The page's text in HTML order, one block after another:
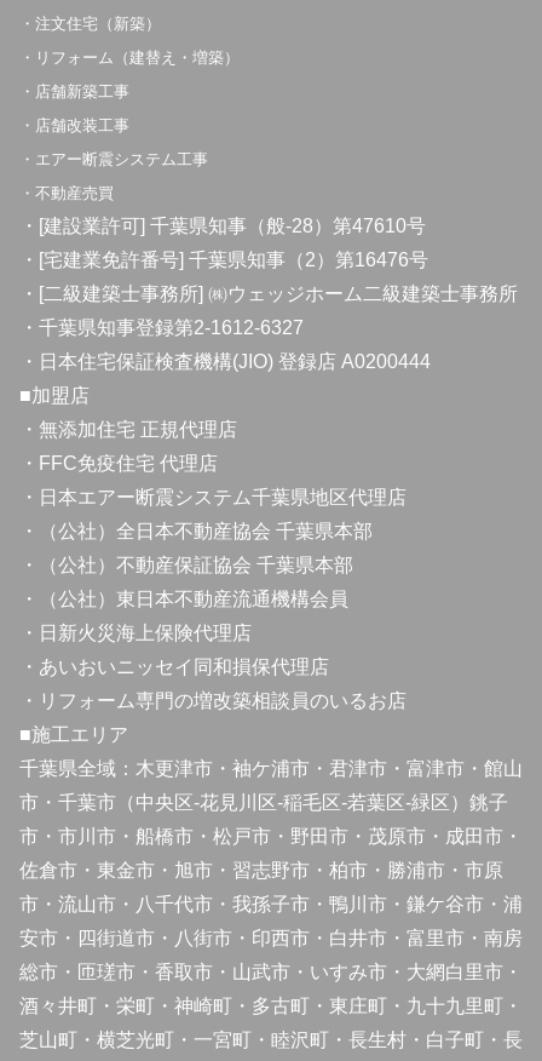
・注文住宅（新築）
・リフォーム（建替え・増築）
・店舗新築工事
・店舗改装工事
・エアー断震システム工事
・不動産売買
・[建設業許可] 千葉県知事（般-28）第47610号
・[宅建業免許番号] 千葉県知事（2）第16476号
・[二級建築士事務所] ㈱ウェッジホーム二級建築士事務所
・千葉県知事登録第2-1612-6327
・日本住宅保証検査機構(JIO) 登録店 A0200444
■加盟店
・無添加住宅 正規代理店
・FFC免疫住宅 代理店
・日本エアー断震システム千葉県地区代理店
・（公社）全日本不動産協会 千葉県本部
・（公社）不動産保証協会 千葉県本部
・（公社）東日本不動産流通機構会員
・日新火災海上保険代理店
・あいおいニッセイ同和損保代理店
・リフォーム専門の増改築相談員のいるお店
■施工エリア
千葉県全域：木更津市・袖ケ浦市・君津市・富津市・館山
市・千葉市（中央区-花見川区-稲毛区-若葉区-緑区）銚子
市・市川市・船橋市・松戸市・野田市・茂原市・成田市・
佐倉市・東金市・旭市・習志野市・柏市・勝浦市・市原
市・流山市・八千代市・我孫子市・鴨川市・鎌ケ谷市・浦
安市・四街道市・八街市・印西市・白井市・富里市・南房
総市・匝瑳市・香取市・山武市・いすみ市・大網白里市・
酒々井町・栄町・神崎町・多古町・東庄町・九十九里町・
芝山町・横芝光町・一宮町・睦沢町・長生村・白子町・長